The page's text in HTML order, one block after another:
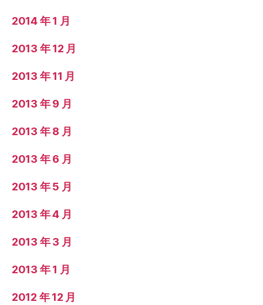
2014 年 1 月
2013 年 12 月
2013 年 11 月
2013 年 9 月
2013 年 8 月
2013 年 6 月
2013 年 5 月
2013 年 4 月
2013 年 3 月
2013 年 1 月
2012 年 12 月